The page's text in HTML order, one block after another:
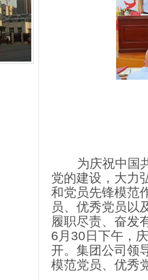
为庆祝中国
党的建设，大力
和党员先锋模范
员、优秀党员以
履职尽责、奋发
6月 30 日下午，
开。集团公司领
模范党员、优秀